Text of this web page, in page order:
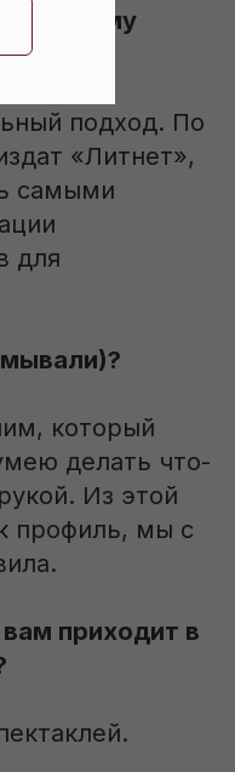
Почему
подход. По
«Литнет»,
самыми
для
который
делать что-
Из этой
профиль, мы с
приходит в